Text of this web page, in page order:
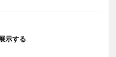
示する